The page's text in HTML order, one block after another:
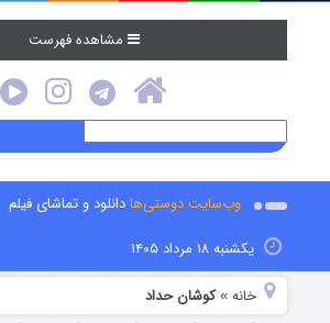
مشاهده فهرست
وب‌سایت دوستی‌هادانلود و تماشای فیلم
یکشنبه ۱۸ مرداد ۱۴۰۵
خانه »کوشان حداد